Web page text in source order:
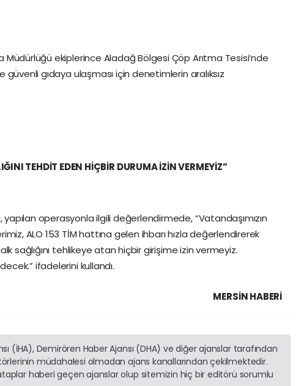
Müdürlüğü ekiplerince Aladağ Bölgesi Çöp Arıtma Tesisi’nde
güvenli gıdaya ulaşması için denetimlerin aralıksız
TEHDİT EDEN HİÇBİR DURUMA İZİN VERMEYİZ”
yapılan operasyonla ilgili değerlendirmede, “Vatandaşımızın
ALO 153 TİM hattına gelen ihbarı hızla değerlendirerek
sağlığını tehlikeye atan hiçbir girişime izin vermeyiz.
ifadelerini kullandı.
MERSIN HABERİ
(İHA), Demirören Haber Ajansı (DHA) ve diğer ajanslar tarafından
müdahalesi olmadan ajans kanallarından çekilmektedir.
haberi geçen ajanslar olup sitemizin hiç bir editörü sorumlu